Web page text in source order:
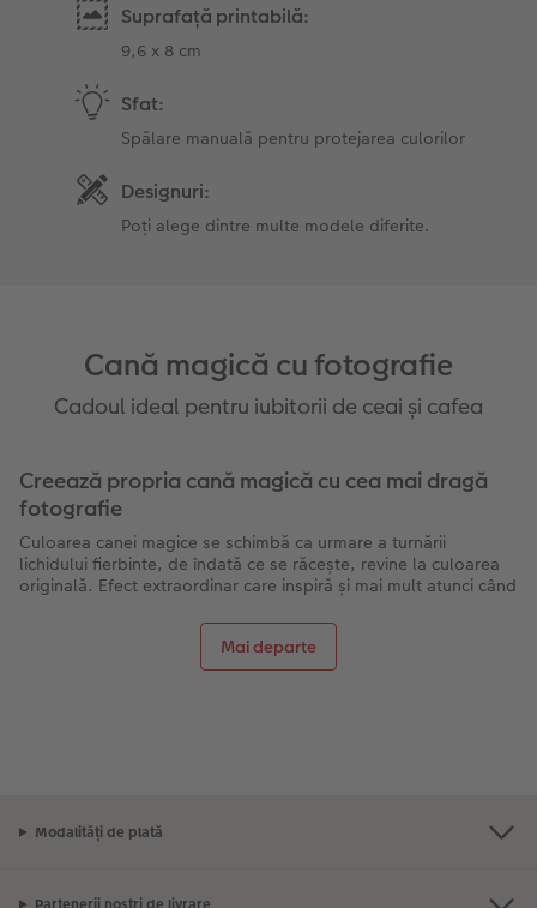
Suprafață printabilă:
9,6 x 8 cm
Sfat:
Spălare manuală pentru protejarea culorilor
Designuri:
Poți alege dintre multe modele diferite.
Cană magică cu fotografie
Cadoul ideal pentru iubitorii de ceai și cafea
Mai departe
Creează propria cană magică cu cea mai dragă
fotografie
Culoarea canei magice se schimbă ca urmare a turnării
lichidului fierbinte, de îndată ce se răcește, revine la culoarea
originală. Efect extraordinar care inspiră și mai mult atunci când
CEWE, îți poți proiecta cu ușurință propria cană magică. Aveți
nevoie doar de o fotografie cu o rezoluție de cel puțin 756 x
630 pixeli și puțin timp pentru a o proiecta.
Modalități de plată